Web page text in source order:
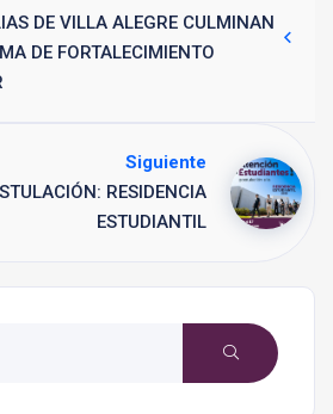
DE VILLA ALEGRE CULMINAN
DE FORTALECIMIENTO
Siguiente
RESIDENCIA
ESTUDIANTIL